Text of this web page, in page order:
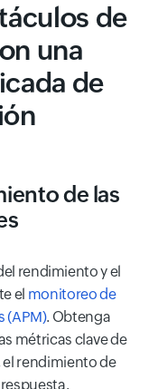
de
una
de
de las
rendimiento y el
el monitoreo de
(APM). Obtenga
métricas clave de
el rendimiento de